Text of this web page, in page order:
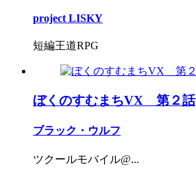
project LISKY
短編王道RPG
ぼくのすむまちVX 第２話
ブラック・ウルフ
ツクールモバイル@...